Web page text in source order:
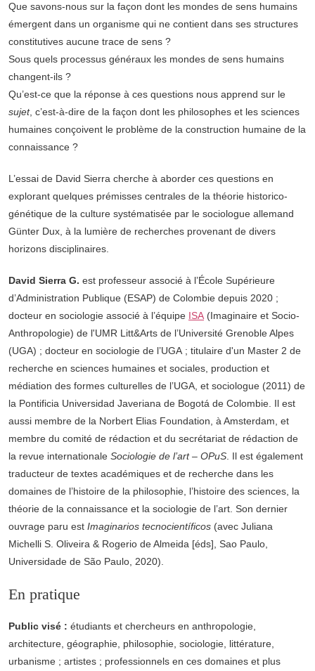
Que savons-nous sur la façon dont les mondes de sens humains
émergent dans un organisme qui ne contient dans ses structures
constitutives aucune trace de sens ?
Sous quels processus généraux les mondes de sens humains
changent-ils ?
Qu’est-ce que la réponse à ces questions nous apprend sur le
sujet, c’est-à-dire de la façon dont les philosophes et les sciences
humaines conçoivent le problème de la construction humaine de la
connaissance ?
L’essai de David Sierra cherche à aborder ces questions en
explorant quelques prémisses centrales de la théorie historico-
génétique de la culture systématisée par le sociologue allemand
Günter Dux, à la lumière de recherches provenant de divers
horizons disciplinaires.
David Sierra G. est professeur associé à l’École Supérieure
d’Administration Publique (ESAP) de Colombie depuis 2020 ;
docteur en sociologie associé à l’équipe ISA(Imaginaire et Socio-
Anthropologie) de l'UMR Litt&Arts de l’Université Grenoble Alpes
(UGA) ; docteur en sociologie de l’UGA ; titulaire d'un Master 2 de
recherche en sciences humaines et sociales, production et
médiation des formes culturelles de l’UGA, et sociologue (2011) de
la Pontificia Universidad Javeriana de Bogotá de Colombie. Il est
aussi membre de la Norbert Elias Foundation, à Amsterdam, et
membre du comité de rédaction et du secrétariat de rédaction de
la revue internationale Sociologie de l’art – OPuS. Il est également
traducteur de textes académiques et de recherche dans les
domaines de l’histoire de la philosophie, l’histoire des sciences, la
théorie de la connaissance et la sociologie de l’art. Son dernier
ouvrage paru est Imaginarios tecnocientíficos (avec Juliana
Michelli S. Oliveira & Rogerio de Almeida [éds], Sao Paulo,
Universidade de São Paulo, 2020).
En pratique
Public visé : étudiants et chercheurs en anthropologie,
architecture, géographie, philosophie, sociologie, littérature,
urbanisme ; artistes ; professionnels en ces domaines et plus